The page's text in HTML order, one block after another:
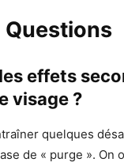
Questions
effets
visage ?
quelques
de « purge ». On